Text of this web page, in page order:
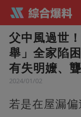
父中風過世
舉」全家陷
有失明嬤、
2024/01/02
若是在屋漏